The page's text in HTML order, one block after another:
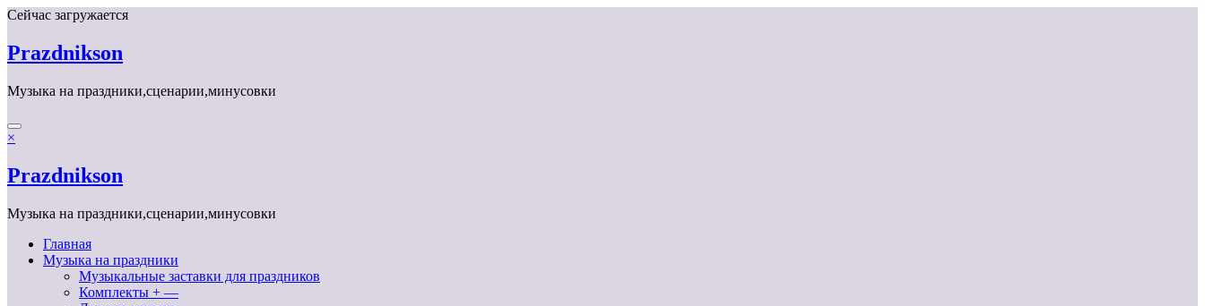
Перейти
содержимому
Сейчас загружается
Prazdnikson
Музыка на праздники,сценарии,минусовки
×
Prazdnikson
Музыка на праздники,сценарии,минусовки
Главная
Музыка на праздники
Музыкальные заставки для праздников
Комплекты + —